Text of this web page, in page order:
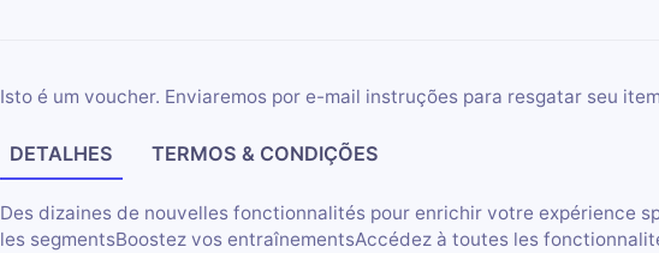
Isto é um voucher. Enviaremos por e-mail instruções para resgatar seu
DETALHES TERMOS & CONDIÇÕES
Des dizaines de nouvelles fonctionnalités pour enrichir votre expérience
les segmentsBoostez vos entraînementsAccédez à toutes les